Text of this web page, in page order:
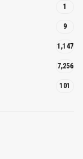
1
9
1,147
7,256
101